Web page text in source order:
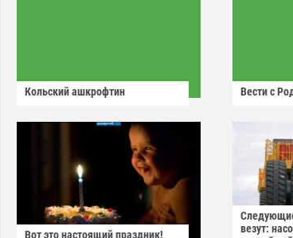
Кольский ашкрофтин Вести с
Вот это настоящий праздник!
везут: